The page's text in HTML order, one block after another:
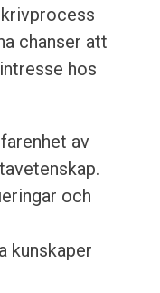
chanser att
hos
av
och
kunskaper